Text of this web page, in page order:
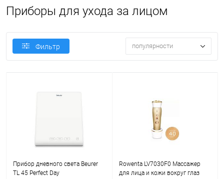
Приборы для ухода за лицом
Фильтр популярности
Прибор дневного света Beurer
TL 45 Perfect Day
Rowenta LV7030F0 Массажер
для лица и кожи вокруг глаз